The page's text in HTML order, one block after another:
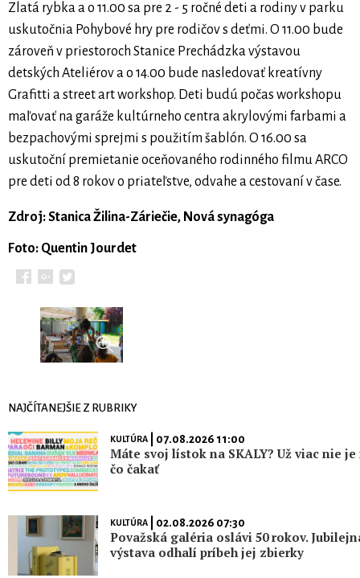
Zlatá rybka a o 11.00 sa pre 2 - 5 ročné deti a rodiny v parku
uskutočnia Pohybové hry pre rodičov s deťmi. O 11.00 bude
zároveň v priestoroch Stanice Prechádzka výstavou
detských Ateliérov a o 14.00 bude nasledovať kreatívny
Grafitti a street art workshop. Deti budú počas workshopu
maľovať na garáže kultúrneho centra akrylovými farbami a
bezpachovými sprejmi s použitím šablón. O 16.00 sa
uskutoční premietanie oceňovaného rodinného filmu ARCO
pre deti od 8 rokov o priateľstve, odvahe a cestovaní v čase.
Zdroj: Stanica Žilina-Záriečie, Nová synagóga
Foto: Quentin Jourdet
NAJČÍTANEJŠIE Z RUBRIKY
KULTÚRA| 07.08.2026 11:00
Máte svoj lístok na SKALY? Už viac nie je
čo čakať
KULTÚRA| 02.08.2026 07:30
Považská galéria oslávi 50 rokov.
výstava odhalí príbeh jej zbierky